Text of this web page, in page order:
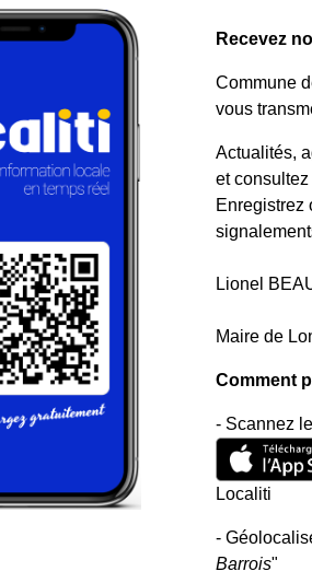
Recevez
Commune
vous
Actualités,
et
Enregistrez
Lionel
Maire de
Comment
- Scannez
Localiti
-
Barrois"